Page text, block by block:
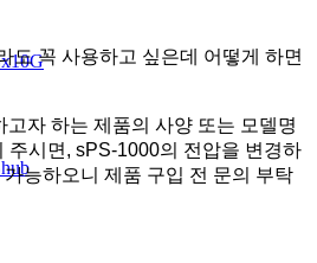
도 꼭 사용하고 싶은데 어떻게 하면
자 하는 제품의 사양 또는 모델명
주시면, sPS-1000의 전압을 변경하
능하오니 제품 구입 전 문의 부탁